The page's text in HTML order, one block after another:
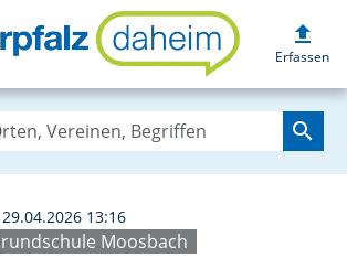
Viele Sprachen
upload
Erfassen
search
Moosbach
13:16